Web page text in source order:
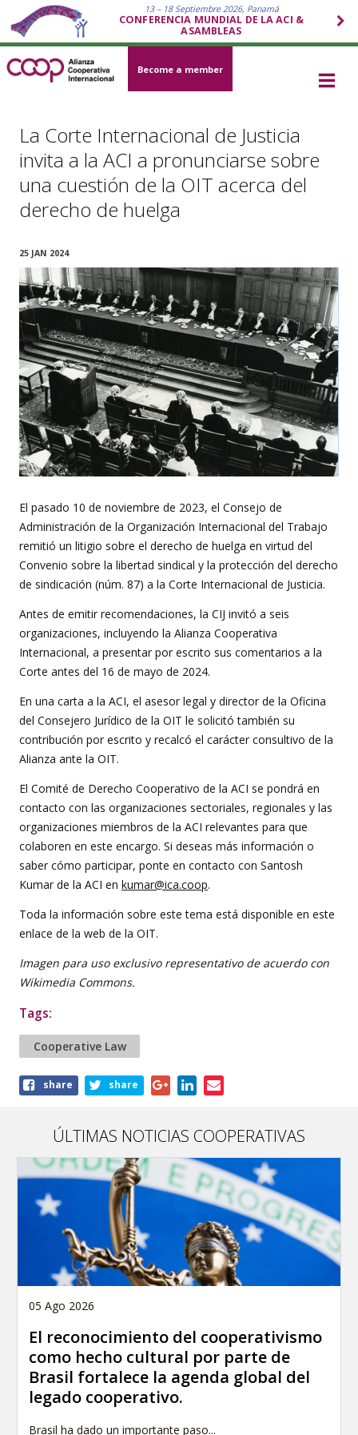
13 – 18 Septiembre 2026, Panamá
CONFERENCIA MUNDIAL DE LA ACI &
ASAMBLEAS
Become a member
La Corte Internacional de Justicia
invita a la ACI a pronunciarse sobre
una cuestión de la OIT acerca del
derecho de huelga
25 JAN 2024
El pasado 10 de noviembre de 2023, el Consejo de
Administración de la Organización Internacional del Trabajo
remitió un litigio sobre el derecho de huelga en virtud del
Convenio sobre la libertad sindical y la protección del derecho
de sindicación (núm. 87) a la Corte Internacional de Justicia.
Antes de emitir recomendaciones, la CIJ invitó a seis
organizaciones, incluyendo la Alianza Cooperativa
Internacional, a presentar por escrito sus comentarios a la
Corte antes del 16 de mayo de 2024.
En una carta a la ACI, el asesor legal y director de la Oficina
del Consejero Jurídico de la OIT le solicitó también su
contribución por escrito y recalcó el carácter consultivo de la
Alianza ante la OIT.
El Comité de Derecho Cooperativo de la ACI se pondrá en
contacto con las organizaciones sectoriales, regionales y las
organizaciones miembros de la ACI relevantes para que
colaboren en este encargo. Si deseas más información o
saber cómo participar, ponte en contacto con Santosh
Kumar de la ACI en kumar@ica.coop.
Toda la información sobre este tema está disponible en este
enlace de la web de la OIT.
Imagen para uso exclusivo representativo de acuerdo con
Wikimedia Commons.
Tags:
Cooperative Law
Shareshare share
ÚLTIMAS NOTICIAS COOPERATIVAS
05 Ago 2026
El reconocimiento del cooperativismo
como hecho cultural por parte de
Brasil fortalece la agenda global del
legado cooperativo.
Brasil ha dado un importante paso...